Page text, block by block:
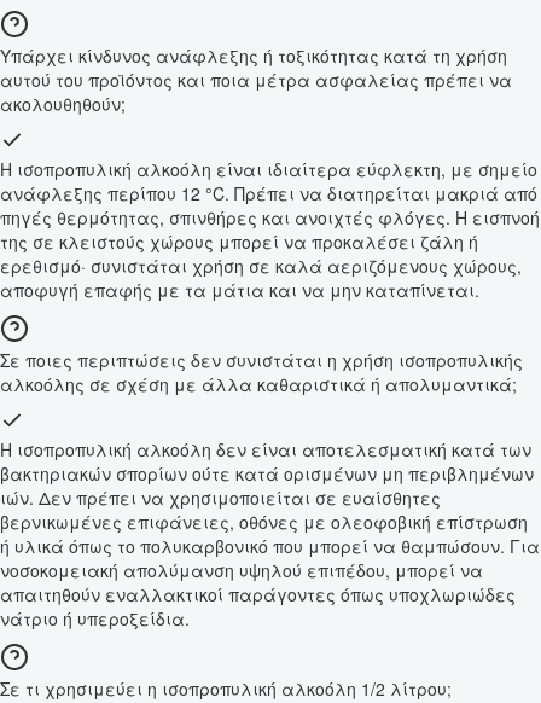
Υπάρχει κίνδυνος ανάφλεξης ή τοξικότητας κατά τη χρήση
αυτού του προϊόντος και ποια μέτρα ασφαλείας πρέπει να
ακολουθηθούν;
Η ισοπροπυλική αλκοόλη είναι ιδιαίτερα εύφλεκτη, με σημείο
ανάφλεξης περίπου 12 °C. Πρέπει να διατηρείται μακριά από
πηγές θερμότητας, σπινθήρες και ανοιχτές φλόγες. Η εισπνοή
της σε κλειστούς χώρους μπορεί να προκαλέσει ζάλη ή
ερεθισμό· συνιστάται χρήση σε καλά αεριζόμενους χώρους,
αποφυγή επαφής με τα μάτια και να μην καταπίνεται.
Σε ποιες περιπτώσεις δεν συνιστάται η χρήση ισοπροπυλικής
αλκοόλης σε σχέση με άλλα καθαριστικά ή απολυμαντικά;
Η ισοπροπυλική αλκοόλη δεν είναι αποτελεσματική κατά των
βακτηριακών σπορίων ούτε κατά ορισμένων μη περιβλημένων
ιών. Δεν πρέπει να χρησιμοποιείται σε ευαίσθητες
βερνικωμένες επιφάνειες, οθόνες με ολεοφοβική επίστρωση
ή υλικά όπως το πολυκαρβονικό που μπορεί να θαμπώσουν. Για
νοσοκομειακή απολύμανση υψηλού επιπέδου, μπορεί να
απαιτηθούν εναλλακτικοί παράγοντες όπως υποχλωριώδες
νάτριο ή υπεροξείδια.
Σε τι χρησιμεύει η ισοπροπυλική αλκοόλη 1/2 λίτρου;